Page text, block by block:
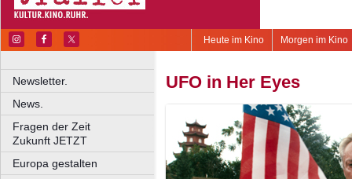
Morgen im Kino
Heute im Kino
Newsletter.
News.
Fragen der Zeit
Zukunft JETZT
Europa gestalten
UFO in Her Eyes